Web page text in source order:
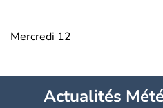
Mercredi 12
Actualités